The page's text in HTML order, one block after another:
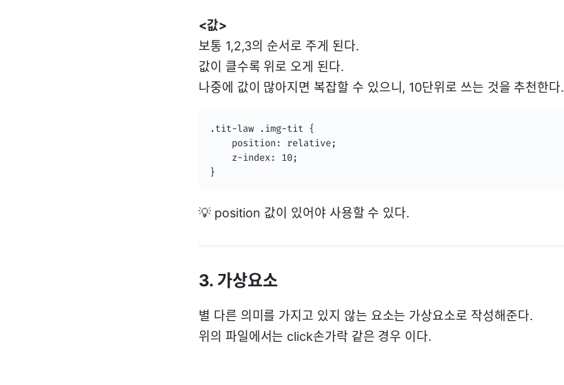
<값>
보통 1,2,3의 순서로 주게 된다.
값이 클수록 위로 오게 된다.
나중에 값이 많아지면 복잡할 수 있으니, 10단위로 쓰는 것을 추천한다.
.tit-law .img-tit {
    position: relative;
    z-index: 10;
}
💡 position 값이 있어야 사용할 수 있다.
3. 가상요소
별 다른 의미를 가지고 있지 않는 요소는 가상요소로 작성해준다.
위의 파일에서는 click손가락 같은 경우 이다.